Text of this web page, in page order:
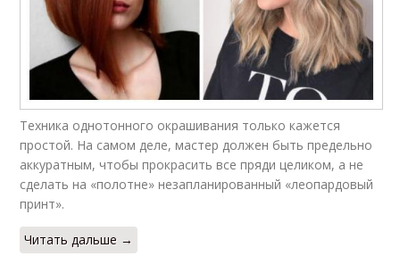
Техника однотонного окрашивания только кажется
простой. На самом деле, мастер должен быть предельно
аккуратным, чтобы прокрасить все пряди целиком, а не
сделать на «полотне» незапланированный «леопардовый
принт».
Читать дальше →